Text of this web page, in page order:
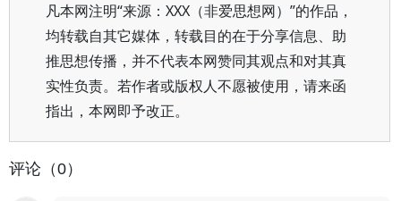
凡本网注明“来源：XXX（非爱思想网）”的作品，
均转载自其它媒体，转载目的在于分享信息、助
推思想传播，并不代表本网赞同其观点和对其真
实性负责。若作者或版权人不愿被使用，请来函
指出，本网即予改正。
评论（0）